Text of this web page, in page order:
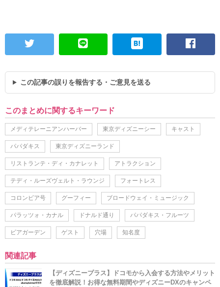
この記事の誤りを報告する・ご意見を送る
このまとめに関するキーワード
メディテレーニアンハーバー 東京ディズニーシー キャスト
パパダキス 東京ディズニーランド
リストランテ・ディ・カナレット アトラクション
テディ・ルーズヴェルト・ラウンジ フォートレス
コロンビア号 グーフィー ブロードウェイ・ミュージック
パラッツォ・カナル ドナルド通り パパダキス・フルーツ
ビアガーデン ゲスト 穴場 知名度
関連記事
【ディズニープラス】ドコモから入会する方法やメリット
を徹底解説！お得な無料期間やディズニーDXのキャンペ